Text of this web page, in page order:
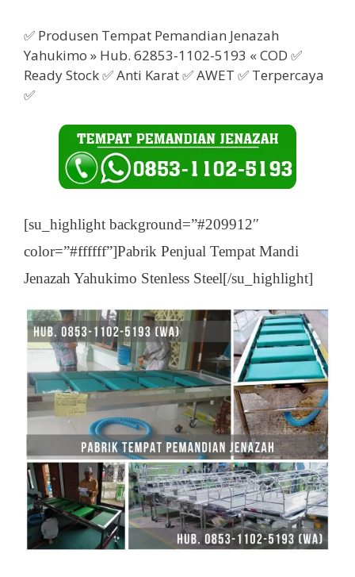
✅ Produsen Tempat Pemandian Jenazah
Yahukimo » Hub. 62853-1102-5193 « COD ✅
Ready Stock ✅ Anti Karat ✅ AWET ✅ Terpercaya
✅
[su_highlight background=”#209912″
color=”#ffffff”]Pabrik Penjual Tempat Mandi
Jenazah Yahukimo Stenless Steel[/su_highlight]